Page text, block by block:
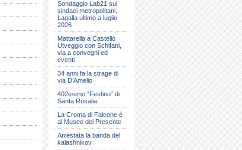
Sondaggio Lab21 sui
sindaci metropolitani,
Lagalla ultimo a luglio
2026
Mattarella a Castello
Utveggio con Schifani,
via a convegni ed
eventi
34 anni fa la strage di
via D’Amelio
402esimo “Festino” di
Santa Rosalia
La Croma di Falcone è
al Museo del Presente
Arrestata la banda del
kalashnikov